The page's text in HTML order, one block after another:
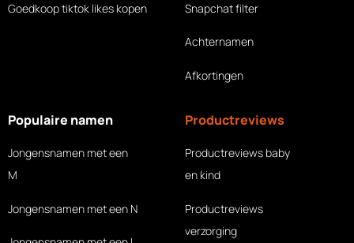
Goedkoop tiktok likes kopen Snapchat filter
Achternamen
Afkortingen
Populaire namen
Jongensnamen met een
M
Jongensnamen met een N
Productreviews
Productreviews baby
en kind
Productreviews
verzorging